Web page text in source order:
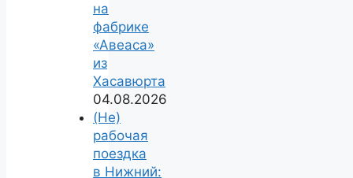
на
фабрике
«Авеаса»
из
Хасавюрта
04.08.2026
(Не)
рабочая
поездка
в Нижний: